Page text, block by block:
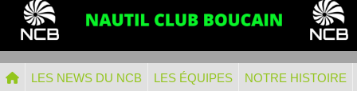
LES NEWS DU NCB LES ÉQUIPES NOTRE HISTOIRE
Panneau de gestion des cookies